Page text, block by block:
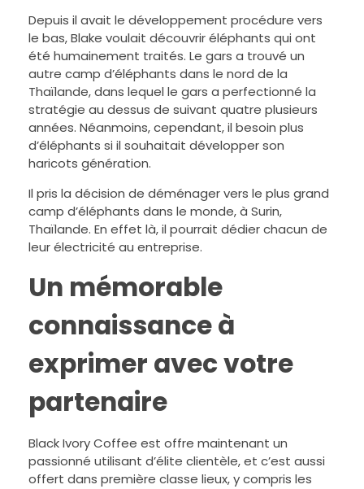
Depuis il avait le développement procédure vers
le bas, Blake voulait découvrir éléphants qui ont
été humainement traités. Le gars a trouvé un
autre camp d’éléphants dans le nord de la
Thaïlande, dans lequel le gars a perfectionné la
stratégie au dessus de suivant quatre plusieurs
années. Néanmoins, cependant, il besoin plus
d’éléphants si il souhaitait développer son
haricots génération.
Il pris la décision de déménager vers le plus grand
camp d’éléphants dans le monde, à Surin,
Thaïlande. En effet là, il pourrait dédier chacun de
leur électricité au entreprise.
Un mémorable
connaissance à
exprimer avec votre
partenaire
Black Ivory Coffee est offre maintenant un
passionné utilisant d’élite clientèle, et c’est aussi
offert dans première classe lieux, y compris les